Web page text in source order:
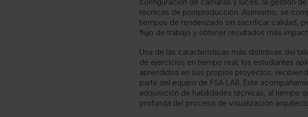
técnicas de postproducción. Asimismo, se
tiempos de renderizado sin sacrificar calidad,
flujo de trabajo y obtener resultados más
Una de las características más distintivas del
de ejercicios en tiempo real, los estudiantes
aprendidos en sus propios proyectos,
parte del equipo de FSA LAB. Este
adquisición de habilidades técnicas, al tiempo
profunda del proceso de visualización